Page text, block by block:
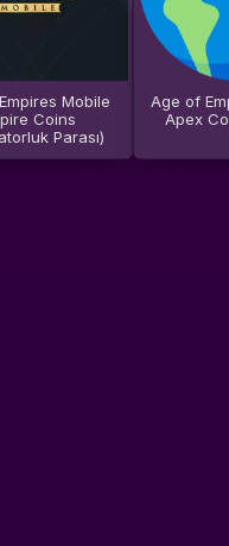
Mobile
Coins
Parası)
Age of
Apex